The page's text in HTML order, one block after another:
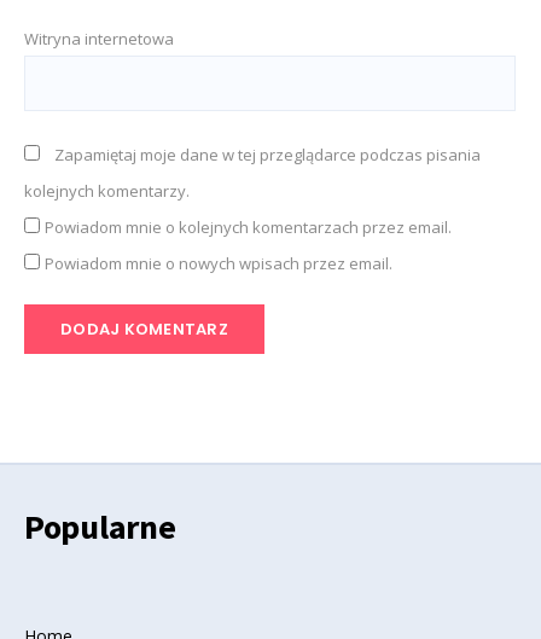
Witryna internetowa
Zapamiętaj moje dane w tej przeglądarce podczas pisania
kolejnych komentarzy.
Powiadom mnie o kolejnych komentarzach przez email.
Powiadom mnie o nowych wpisach przez email.
Popularne